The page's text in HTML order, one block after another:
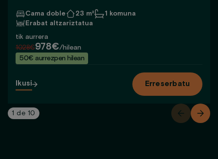
Cama doble 23 m²
1 komuna
Erabat altzariztatua
tik aurrera
1028€978€/hilean
50€ aurrezpen hilean
Ikusi Erreserbatu
1 de 10